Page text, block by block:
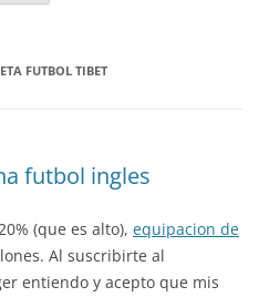
FUTBOL TIBET
futbol ingles
(que es alto), equipacion de
Al suscribirte al
entiendo y acepto que mis